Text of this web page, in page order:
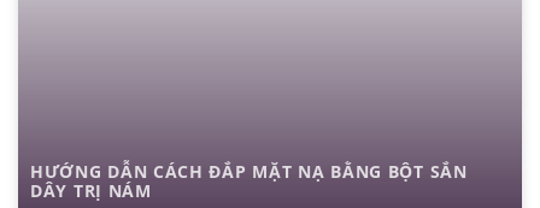
HƯỚNG DẪN CÁCH ĐẮP MẶT NẠ BẰNG BỘT SẮN
DÂY TRỊ NÁM